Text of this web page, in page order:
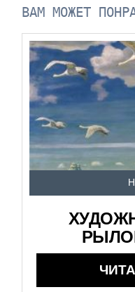
ВАМ МОЖЕТ